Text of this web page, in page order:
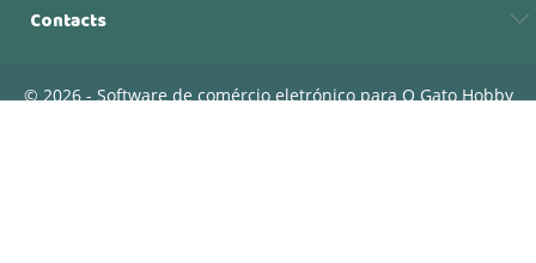
Contacts
© 2026 - Software de comércio eletrónico para O Gato Hobby